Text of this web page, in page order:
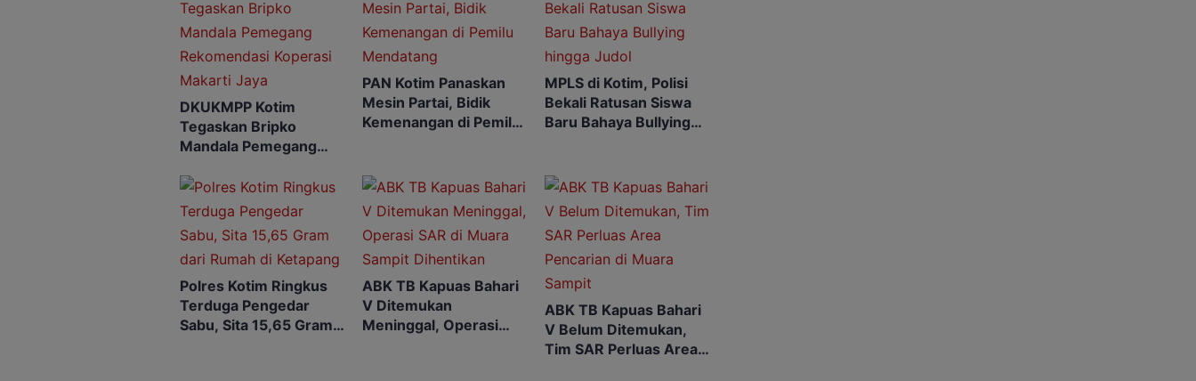
DKUKMPP Kotim
Tegaskan Bripko
Mandala Pemegang
Makarti Jaya
PAN Kotim Panaskan
Mesin Partai, Bidik
Kemenangan di Pemilu
MPLS di Kotim, Polisi
Bekali Ratusan Siswa
Baru Bahaya Bullying
Polres Kotim Ringkus
Terduga Pengedar
Sabu, Sita 15,65 Gram
ABK TB Kapuas Bahari
V Ditemukan
Meninggal, Operasi
ABK TB Kapuas Bahari
V Belum Ditemukan,
Tim SAR Perluas Area